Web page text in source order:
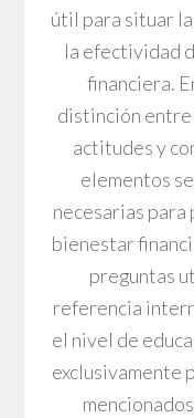
útil para situar
la efectividad
financiera.
distinción entre
actitudes y
elementos
necesarias
bienestar
preguntas
referencia
el nivel de
exclusivamente